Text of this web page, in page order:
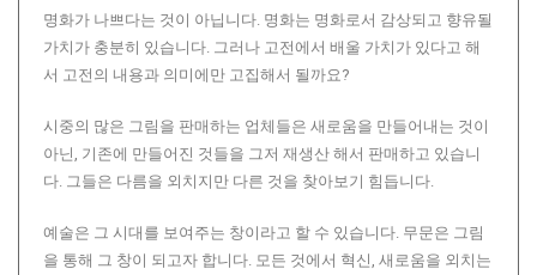
명화가 나쁘다는 것이 아닙니다. 명화는 명화로서 감상되고 향유될
가치가 충분히 있습니다. 그러나 고전에서 배울 가치가 있다고 해
서 고전의 내용과 의미에만 고집해서 될까요?
시중의 많은 그림을 판매하는 업체들은 새로움을 만들어내는 것이
아닌, 기존에 만들어진 것들을 그저 재생산 해서 판매하고 있습니
다. 그들은 다름을 외치지만 다른 것을 찾아보기 힘듭니다.
예술은 그 시대를 보여주는 창이라고 할 수 있습니다. 무문은 그림
을 통해 그 창이 되고자 합니다. 모든 것에서 혁신, 새로움을 외치는